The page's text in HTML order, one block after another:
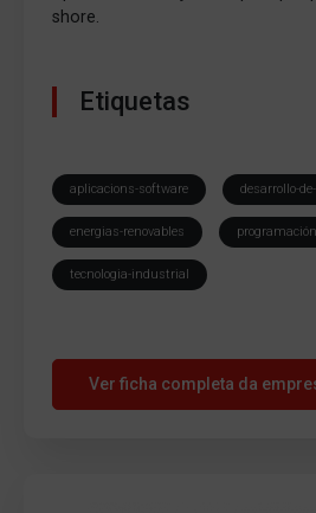
shore.
Etiquetas
aplicacions-software desarrollo-
energias-renovables programación
tecnologia-industrial
Ver ficha completa da